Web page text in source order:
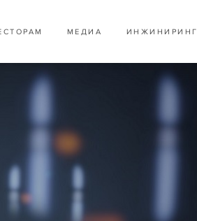
МЕДИА ИНЖИНИРИНГ